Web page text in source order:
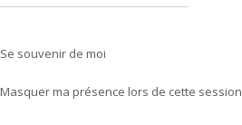
Se souvenir de moi
Masquer ma présence lors de cette session